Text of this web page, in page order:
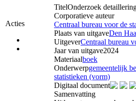
Acties
TitelOnderzoek
Corporatieve auteur
Centraal bureau voor de
Plaats van uitgaveDen
UitgeverCentraal bureau
Jaar van uitgave2024
Materiaalboek
Onderwerpgemeentelijk
statistieken (vorm)
Digitaal document
Samenvatting